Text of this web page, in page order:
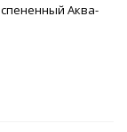
Аква-